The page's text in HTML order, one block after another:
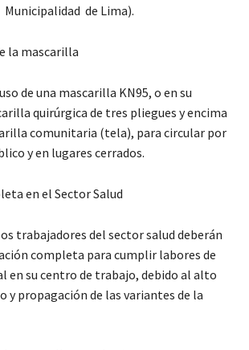
Municipalidad de Lima).
la mascarilla
de una mascarilla KN95, o en su
quirúrgica de tres pliegues y encima
comunitaria (tela), para circular por
y en lugares cerrados.
en el Sector Salud
trabajadores del sector salud deberán
completa para cumplir labores de
en su centro de trabajo, debido al alto
y propagación de las variantes de la